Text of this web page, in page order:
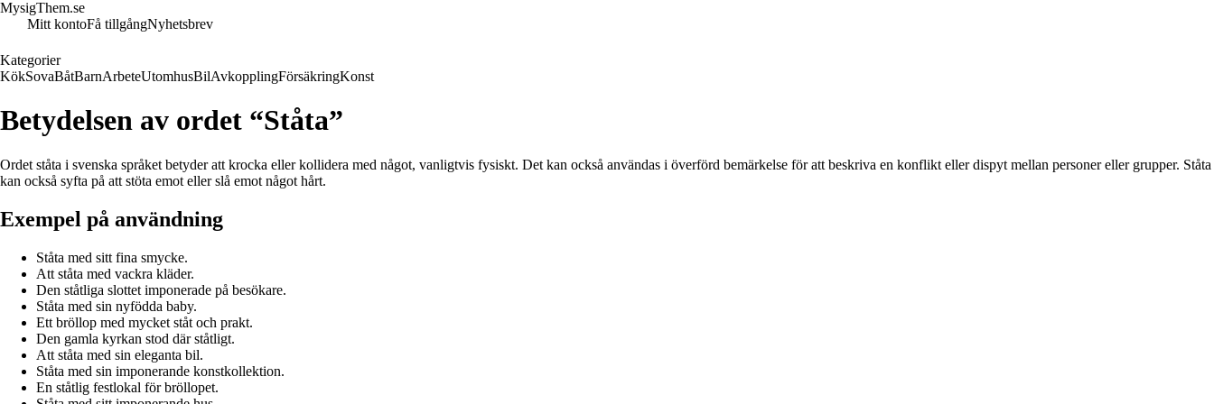
MysigThem.se
Mitt kontoFå tillgångNyhetsbrev
Kategorier
KökSovaBåtBarnArbeteUtomhusBilAvkopplingFörsäkringKonst
Betydelsen av ordet “Ståta”
Ordet ståta i svenska språket betyder att krocka eller kollidera med något, vanligtvis fysiskt. Det kan också användas i överförd bemärkelse för att beskriva en konflikt eller dispyt mellan personer eller grupper. Ståta
kan också syfta på att stöta emot eller slå emot något hårt.
Exempel på användning
Ståta med sitt fina smycke.
Att ståta med vackra kläder.
Den ståtliga slottet imponerade på besökare.
Ståta med sin nyfödda baby.
Ett bröllop med mycket ståt och prakt.
Den gamla kyrkan stod där ståtligt.
Att ståta med sin eleganta bil.
Ståta med sin imponerande konstkollektion.
En ståtlig festlokal för bröllopet.